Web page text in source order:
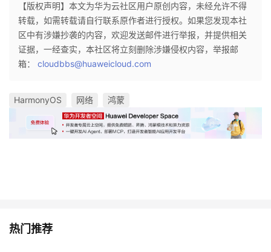
【版权声明】本文为华为云社区用户原创内容，未经允许不得
转载，如需转载请自行联系原作者进行授权。如果您发现本社
区中有涉嫌抄袭的内容，欢迎发送邮件进行举报，并提供相关
证据，一经查实，本社区将立刻删除涉嫌侵权内容，举报邮
箱： cloudbbs@huaweicloud.com
HarmonyOS 网络 鸿蒙
热门推荐